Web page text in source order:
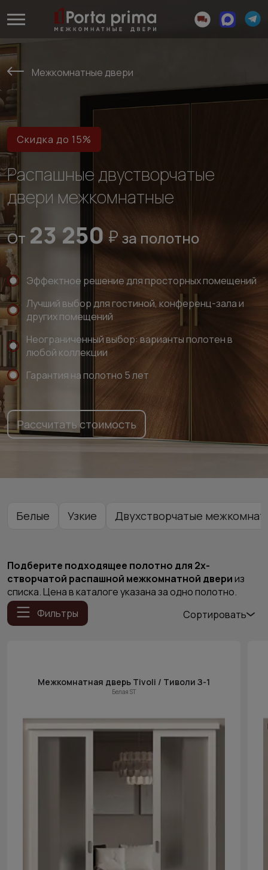
Межкомнатные двери
Скидка до 15%
Распашные двустворчатые
двери межкомнатные
От 23 250 за полотно
Эффектное решение для просторных помещений
Лучший выбор для гостиной, конференц-зала и
других помещений
Неограниченный выбор: варианты полотен в
любой коллекции
Гарантия на полотно 5 лет
Рассчитать стоимость
Белые Узкие Двухстворчатые
Подберите подходящее полотно для 2х-
створчатой распашной межкомнатной дверииз
списка. Цена в каталоге указана за одно полотно.
Фильтры
Сортировать
Cначала
скидки
Межкомнатная дверь Tivoli / Тиволи З-1
Белая ST